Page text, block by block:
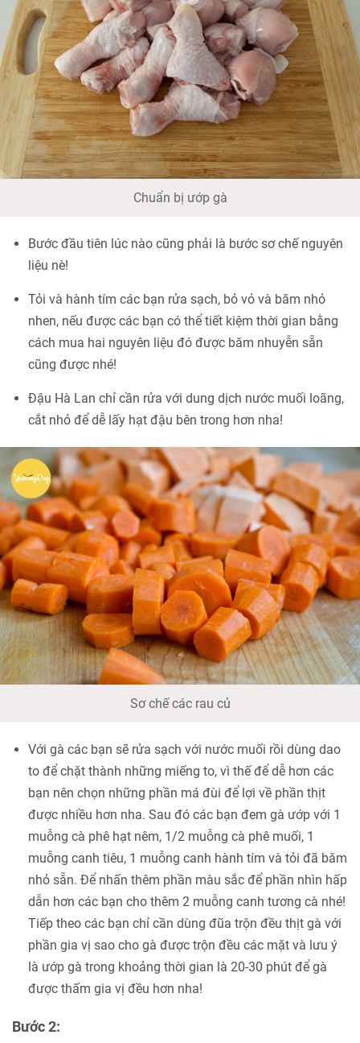
Chuẩn bị ướp gà
Bước đầu tiên lúc nào cũng phải là bước sơ chế nguyên
liệu nè!
Tỏi và hành tím các bạn rửa sạch, bỏ vỏ và băm nhỏ
nhen, nếu được các bạn có thể tiết kiệm thời gian bằng
cách mua hai nguyên liệu đó được băm nhuyễn sẵn
cũng được nhé!
Đậu Hà Lan chỉ cần rửa với dung dịch nước muối loãng,
cắt nhỏ để dễ lấy hạt đậu bên trong hơn nha!
Sơ chế các rau củ
Với gà các bạn sẽ rửa sạch với nước muối rồi dùng dao
to để chặt thành những miếng to, vì thế để dễ hơn các
bạn nên chọn những phần má đùi để lợi về phần thịt
được nhiều hơn nha. Sau đó các bạn đem gà ướp với 1
muỗng cà phê hạt nêm, 1/2 muỗng cà phê muối, 1
muỗng canh tiêu, 1 muỗng canh hành tím và tỏi đã băm
nhỏ sẵn. Để nhấn thêm phần màu sắc để phần nhìn hấp
dẫn hơn các bạn cho thêm 2 muỗng canh tương cà nhé!
Tiếp theo các bạn chỉ cần dùng đũa trộn đều thịt gà với
phần gia vị sao cho gà được trộn đều các mặt và lưu ý
là ướp gà trong khoảng thời gian là 20-30 phút để gà
được thấm gia vị đều hơn nha!
Bước 2: